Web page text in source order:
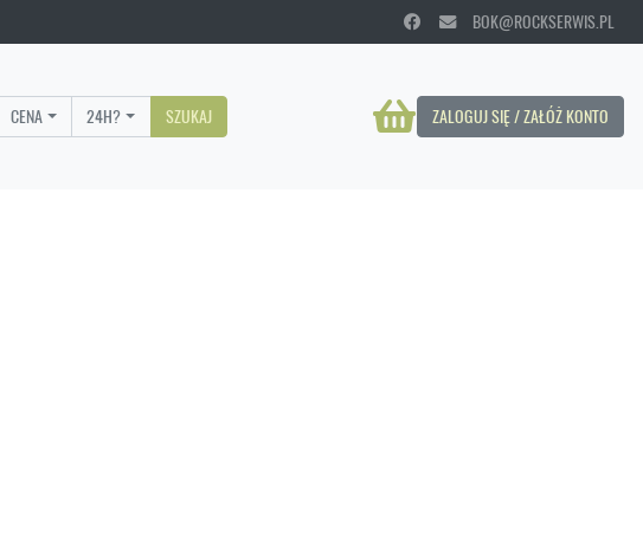
BOK@ROCKSERWIS.PL
ZALOGUJ SIĘ / ZAŁÓŻ KONTO
CENA 24H? SZUKAJ